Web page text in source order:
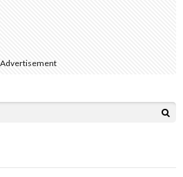
Advertisement